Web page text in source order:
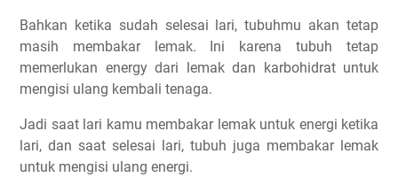
Bahkan ketika sudah selesai lari, tubuhmu akan tetap
masih membakar lemak. Ini karena tubuh tetap
memerlukan energy dari lemak dan karbohidrat untuk
mengisi ulang kembali tenaga.
Jadi saat lari kamu membakar lemak untuk energi ketika
lari, dan saat selesai lari, tubuh juga membakar lemak
untuk mengisi ulang energi.